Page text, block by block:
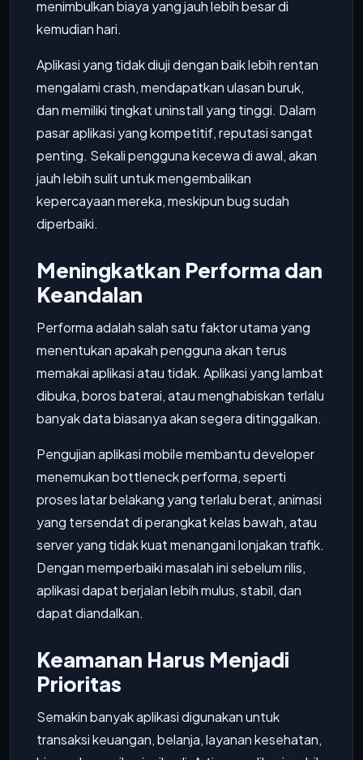
menimbulkan biaya yang jauh lebih besar di
kemudian hari.
Aplikasi yang tidak diuji dengan baik lebih rentan
mengalami crash, mendapatkan ulasan buruk,
dan memiliki tingkat uninstall yang tinggi. Dalam
pasar aplikasi yang kompetitif, reputasi sangat
penting. Sekali pengguna kecewa di awal, akan
jauh lebih sulit untuk mengembalikan
kepercayaan mereka, meskipun bug sudah
diperbaiki.
Meningkatkan Performa dan
Keandalan
Performa adalah salah satu faktor utama yang
menentukan apakah pengguna akan terus
memakai aplikasi atau tidak. Aplikasi yang lambat
dibuka, boros baterai, atau menghabiskan terlalu
banyak data biasanya akan segera ditinggalkan.
Pengujian aplikasi mobile membantu developer
menemukan bottleneck performa, seperti
proses latar belakang yang terlalu berat, animasi
yang tersendat di perangkat kelas bawah, atau
server yang tidak kuat menangani lonjakan trafik.
Dengan memperbaiki masalah ini sebelum rilis,
aplikasi dapat berjalan lebih mulus, stabil, dan
dapat diandalkan.
Keamanan Harus Menjadi
Prioritas
Semakin banyak aplikasi digunakan untuk
transaksi keuangan, belanja, layanan kesehatan,